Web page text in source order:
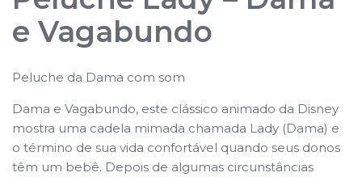
e Vagabundo
Peluche da Dama com som
Dama e Vagabundo, este clássico animado da Disney
mostra uma cadela mimada chamada Lady (Dama) e
o término de sua vida confortável quando seus donos
têm um bebê. Depois de algumas circunstâncias